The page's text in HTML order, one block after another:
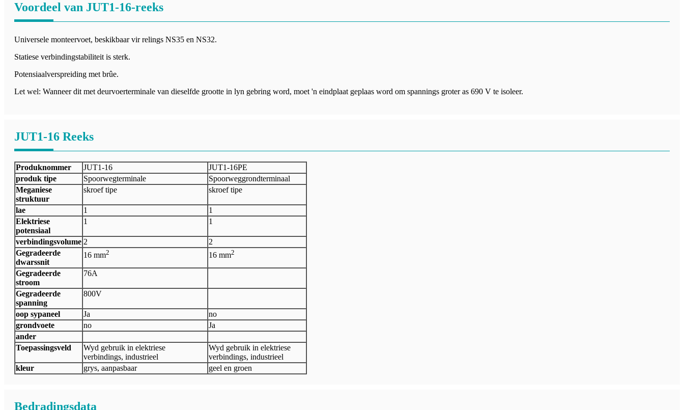
Voordeel van JUT1-16-reeks
Universele monteervoet, beskikbaar vir relings NS35 en NS32.
Statiese verbindingstabiliteit is sterk.
Potensiaalverspreiding met brûe.
Let wel: Wanneer dit met deurvoerterminale van dieselfde grootte in lyn gebring word, moet 'n eindplaat geplaas word om spannings groter as 690 V te isoleer.
JUT1-16 Reeks
Produknommer JUT1-16
JUT1-16PE
produk tipe
Spoorwegterminale
Spoorweggrondterminaal
Meganiese
struktuur
skroef tipe skroef tipe
lae 1
1
Elektriese
potensiaal
1 1
verbindingsvolume 2
2
Gegradeerde
dwarssnit
16 mm2 16 mm2
Gegradeerde
stroom
76A
Gegradeerde
spanning
800V
oop sypaneel Ja
no
grondvoete
no
Ja
ander
Toepassingsveld
Wyd gebruik in elektriese
verbindings, industrieel
Wyd gebruik in elektriese
verbindings, industrieel
kleur
grys, aanpasbaar geel en groen
Bedradingsdata